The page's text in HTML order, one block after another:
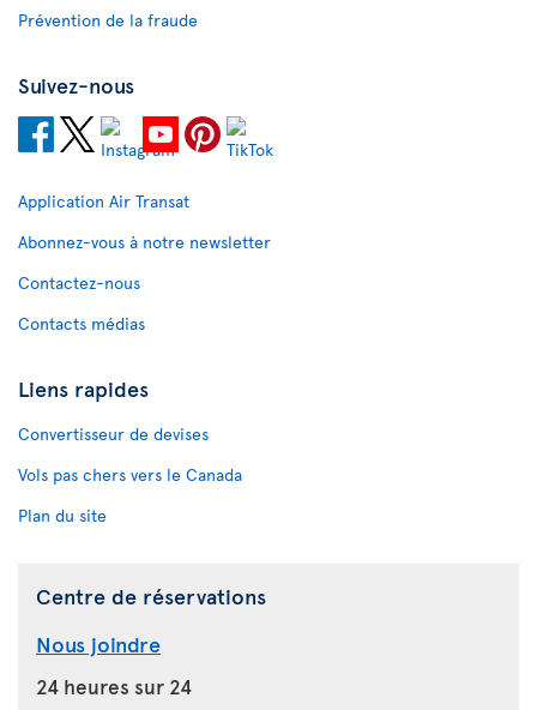
Prévention de la fraude
Suivez-nous
Application Air Transat
Abonnez-vous à notre newsletter
Contactez-nous
Contacts médias
Liens rapides
Convertisseur de devises
Vols pas chers vers le Canada
Plan du site
Centre de réservations
Nous joindre
24 heures sur 24